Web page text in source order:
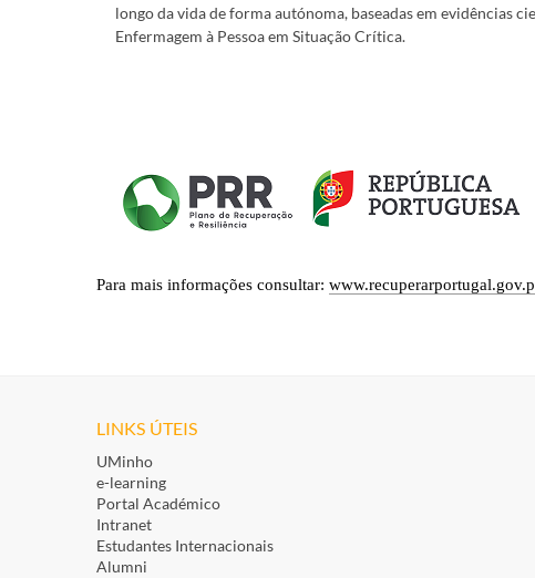
longo da vida de forma autónoma, baseadas em evidências
Enfermagem à Pessoa em Situação Crítica.
Para mais informações consultar:
LINKS ÚTEIS
UMinho
e-learning
Portal Académico
Intranet
Estudantes Inte​rnacionais
Alumni